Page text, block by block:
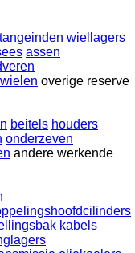
wiellagers
assen
overige reserve
beitels houders
onderzeven
andere werkende
kabels